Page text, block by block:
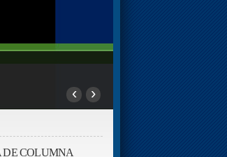
‹ ›
DE COLUMNA